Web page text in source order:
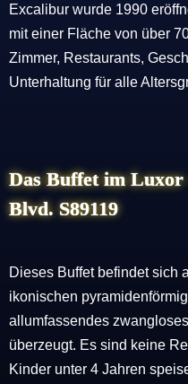
Excalibur wurde 1990
mit einer Fläche von über
Zimmer, Restaurants,
Unterhaltung für alle
Das Buffet im Luxor
Blvd. S89119
Dieses Buffet befindet sich
ikonischen
allumfassendes
überzeugt. Es sind keine
Kinder unter 4 Jahren